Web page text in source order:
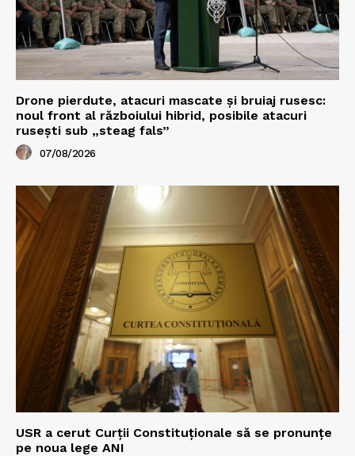
Drone pierdute, atacuri mascate și bruiaj rusesc:
noul front al războiului hibrid, posibile atacuri
rusești sub „steag fals”
07/08/2026
USR a cerut Curții Constituționale să se pronunțe
pe noua lege ANI